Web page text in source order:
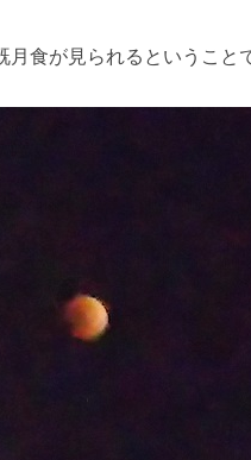
月食が見られるということ